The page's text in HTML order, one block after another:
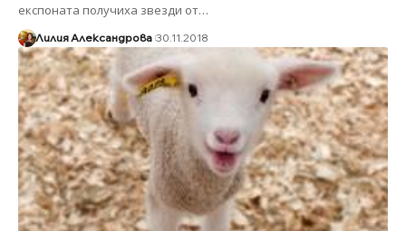
експоната получиха звезди от…
Лилия Александрова 30.11.2018